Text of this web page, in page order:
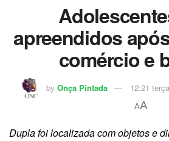
apreendidos
comércio e
by Onça Pintada 12:21
AA
Dupla foi localizada com objetos e